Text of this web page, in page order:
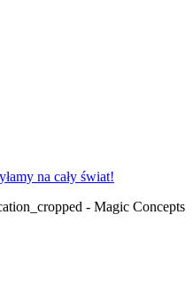
na cały świat!